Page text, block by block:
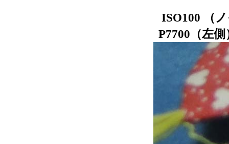
ISO100 （
P7700（